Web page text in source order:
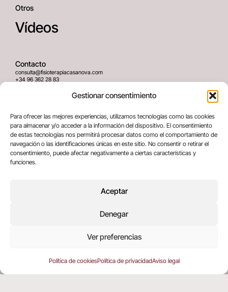
Gestionar consentimiento
Para ofrecer las mejores experiencias, utilizamos tecnologías como las cookies
para almacenar y/o acceder a la información del dispositivo. El consentimiento
de estas tecnologías nos permitirá procesar datos como el comportamiento de
navegación o las identificaciones únicas en este sitio. No consentir o retirar el
consentimiento, puede afectar negativamente a ciertas características y
funciones.
Aceptar
Denegar
Ver preferencias
Política de cookiesPolítica de privacidadAviso legal
Otros
Vídeos
Contacto
consulta@fisioterapiacasanova.com
+34 96 362 28 83
Dirección
C/ Greses Nº12 (Bajo) 46020
Valencia, España
Términos legales